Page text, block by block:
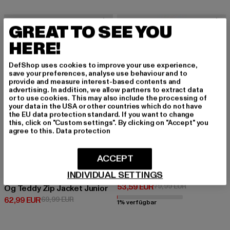
Og Teddy Zip Jacket Junior
62,99 EUR
Derzeitiger Preis: 62,99 EUR
69,99 EURAktionspreis: 69,99 EUR
URBAN CLASSICS
Girls Hooded Teddy Coat
53,59 EUR
Derzeitiger Preis: 53,59 EUR
79,99 EURAktionspreis:
1% verfügbar
GREAT TO SEE YOU
HERE!
DefShop uses cookies to improve your use experience,
save your preferences, analyse use behaviour and to
provide and measure interest-based contents and
advertising. In addition, we allow partners to extract data
or to use cookies. This may also include the processing of
your data in the USA or other countries which do not have
the EU data protection standard. If you want to change
this, click on "Custom settings". By clicking on "Accept" you
agree to this. Data protection
INDIVIDUAL SETTINGS
ACCEPT